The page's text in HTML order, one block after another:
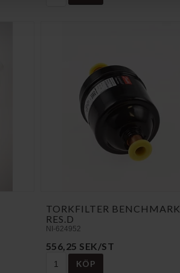
TORKFILTER BENCHMARK
RES.D
NI-624952
556,25 SEK/ST
KÖP